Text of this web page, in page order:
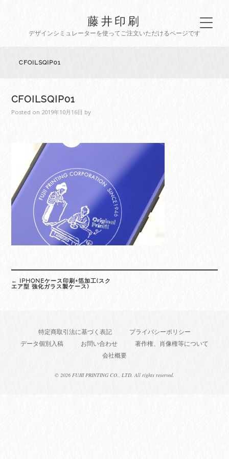
藤井印刷
デザインシミュレーターを使ってご注文いただけるページです
CFOILSQIP01
CFOILSQIP01
Posted on 2019年10月16日 by
navigation
← IPHONEケース印刷+箔加工(スク
エア型 強化ガラス製ケース)
特定商取引法に基づく表記
プライバシーポリシー
データ個別入稿
お問い合わせ
著作権、肖像権等について
会社概要
© 2026 FUJII PRINTING CO., LTD. All rights reserved.